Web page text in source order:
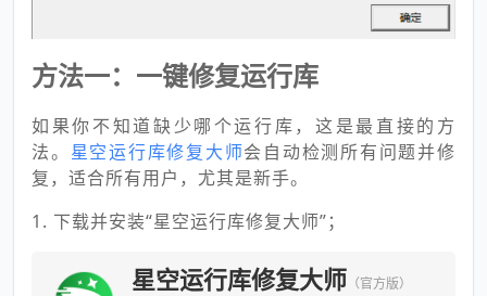
方法一：一键修复运行库
如果你不知道缺少哪个运行库，这是最直接的方
法。 星空运行库修复大师会自动检测所有问题并修
复，适合所有用户，尤其是新手。
1. 下载并安装“星空运行库修复大师”；
星空运行库修复大师 （官方版）